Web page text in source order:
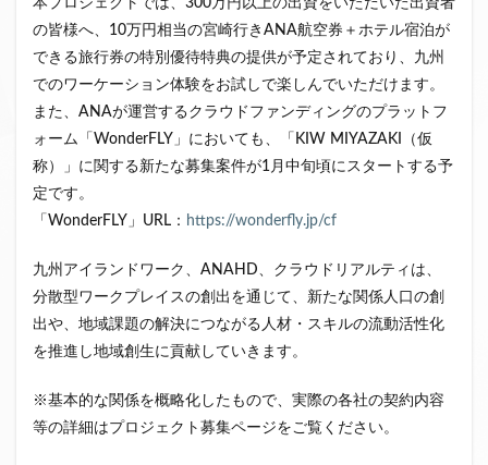
本プロジェクトでは、300万円以上の出資をいただいた出資者
の皆様へ、10万円相当の宮崎行きANA航空券＋ホテル宿泊が
できる旅行券の特別優待特典の提供が予定されており、九州
でのワーケーション体験をお試しで楽しんでいただけます。
また、ANAが運営するクラウドファンディングのプラットフ
ォーム「WonderFLY」においても、「KIW MIYAZAKI（仮
称）」に関する新たな募集案件が1月中旬頃にスタートする予
定です。
「WonderFLY」URL： https://wonderfly.jp/cf
九州アイランドワーク、ANAHD、クラウドリアルティは、
分散型ワークプレイスの創出を通じて、新たな関係人口の創
出や、地域課題の解決につながる人材・スキルの流動活性化
を推進し地域創生に貢献していきます。
※基本的な関係を概略化したもので、実際の各社の契約内容
等の詳細はプロジェクト募集ページをご覧ください。